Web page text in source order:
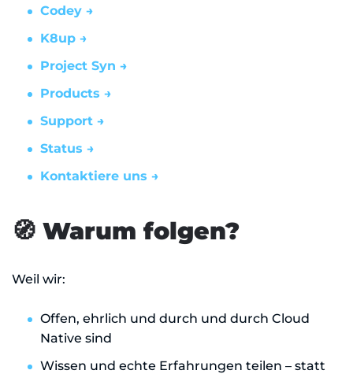
Codey →
K8up →
Project Syn →
Products →
Support →
Status →
Kontaktiere uns →
🧭 Warum folgen?
Weil wir:
Offen, ehrlich und durch und durch Cloud
Native sind
Wissen und echte Erfahrungen teilen – statt